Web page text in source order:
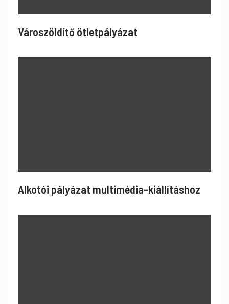
Városzöldítő ötletpályázat
Alkotói pályázat multimédia-kiállításhoz